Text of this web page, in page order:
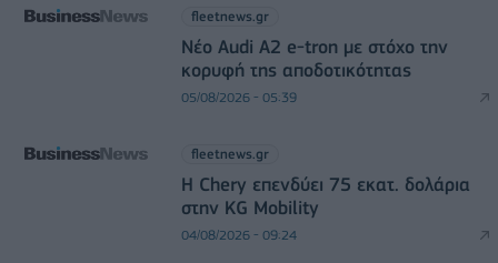
fleetnews.gr
Νέο Audi A2 e-tron με στόχο την
κορυφή της αποδοτικότητας
05/08/2026 - 05:39
fleetnews.gr
Η Chery επενδύει 75 εκατ. δολάρια
στην KG Mobility
04/08/2026 - 09:24